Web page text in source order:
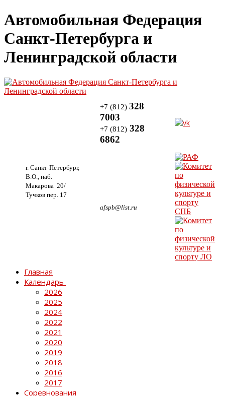
Автомобильная Федерация
Санкт-Петербурга и
Ленинградской области
г. Санкт-Петербург,
В.О., наб.
Макарова 20/
Тучков пер. 17
+7 (812) 328
7003
+7 (812) 328
6862
afspb@list.ru
Главная
Календарь
2026
2025
2024
2022
2021
2020
2019
2018
2016
2017
Соревнования